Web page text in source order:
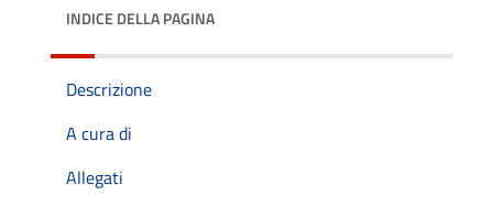
INDICE DELLA PAGINA
Descrizione
A cura di
Allegati